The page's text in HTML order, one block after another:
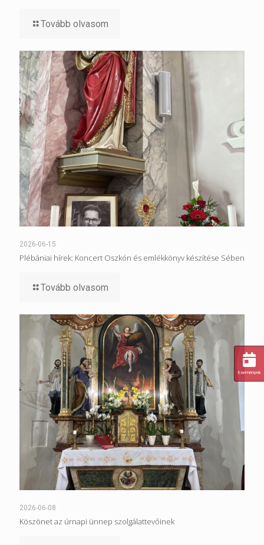
Tovább olvasom
2026-06-15
Plébániai hírek: Koncert Oszkón és emlékkönyv készítése Sében
Tovább olvasom
2026-06-08
Köszönet az úrnapi ünnep szolgálattevőinek
Események